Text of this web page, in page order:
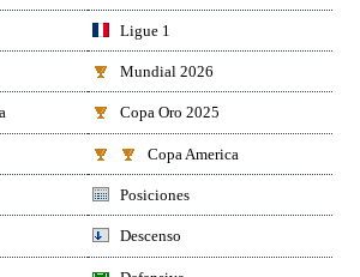
Ligue 1
Mundial 2026
Copa Oro 2025
Copa America
Posiciones
Descenso